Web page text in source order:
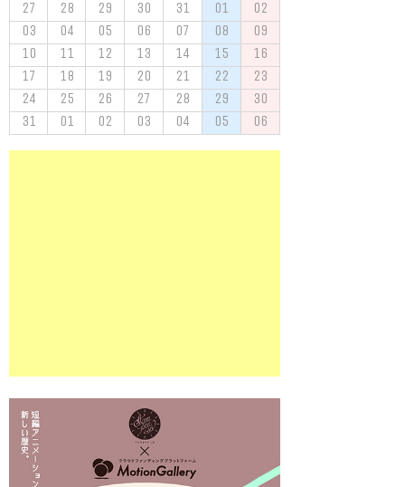
27 28 29 30 31 01
02
03
04 05 06 07 08
09
10
11 12 13 14 15
16
17
18 19 20 21 22
23
24
25 26 27 28 29
30
31
01 02 03 04 05 06